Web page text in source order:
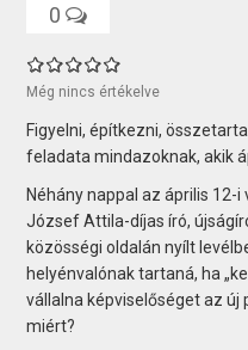
0
Még nincs értékelve
Figyelni, építkezni,
feladata mindazoknak, akik
Néhány nappal az április 12-
József Attila-díjas író,
közösségi oldalán nyílt
helyénvalónak tartaná, ha
vállalna képviselőséget az új
miért?